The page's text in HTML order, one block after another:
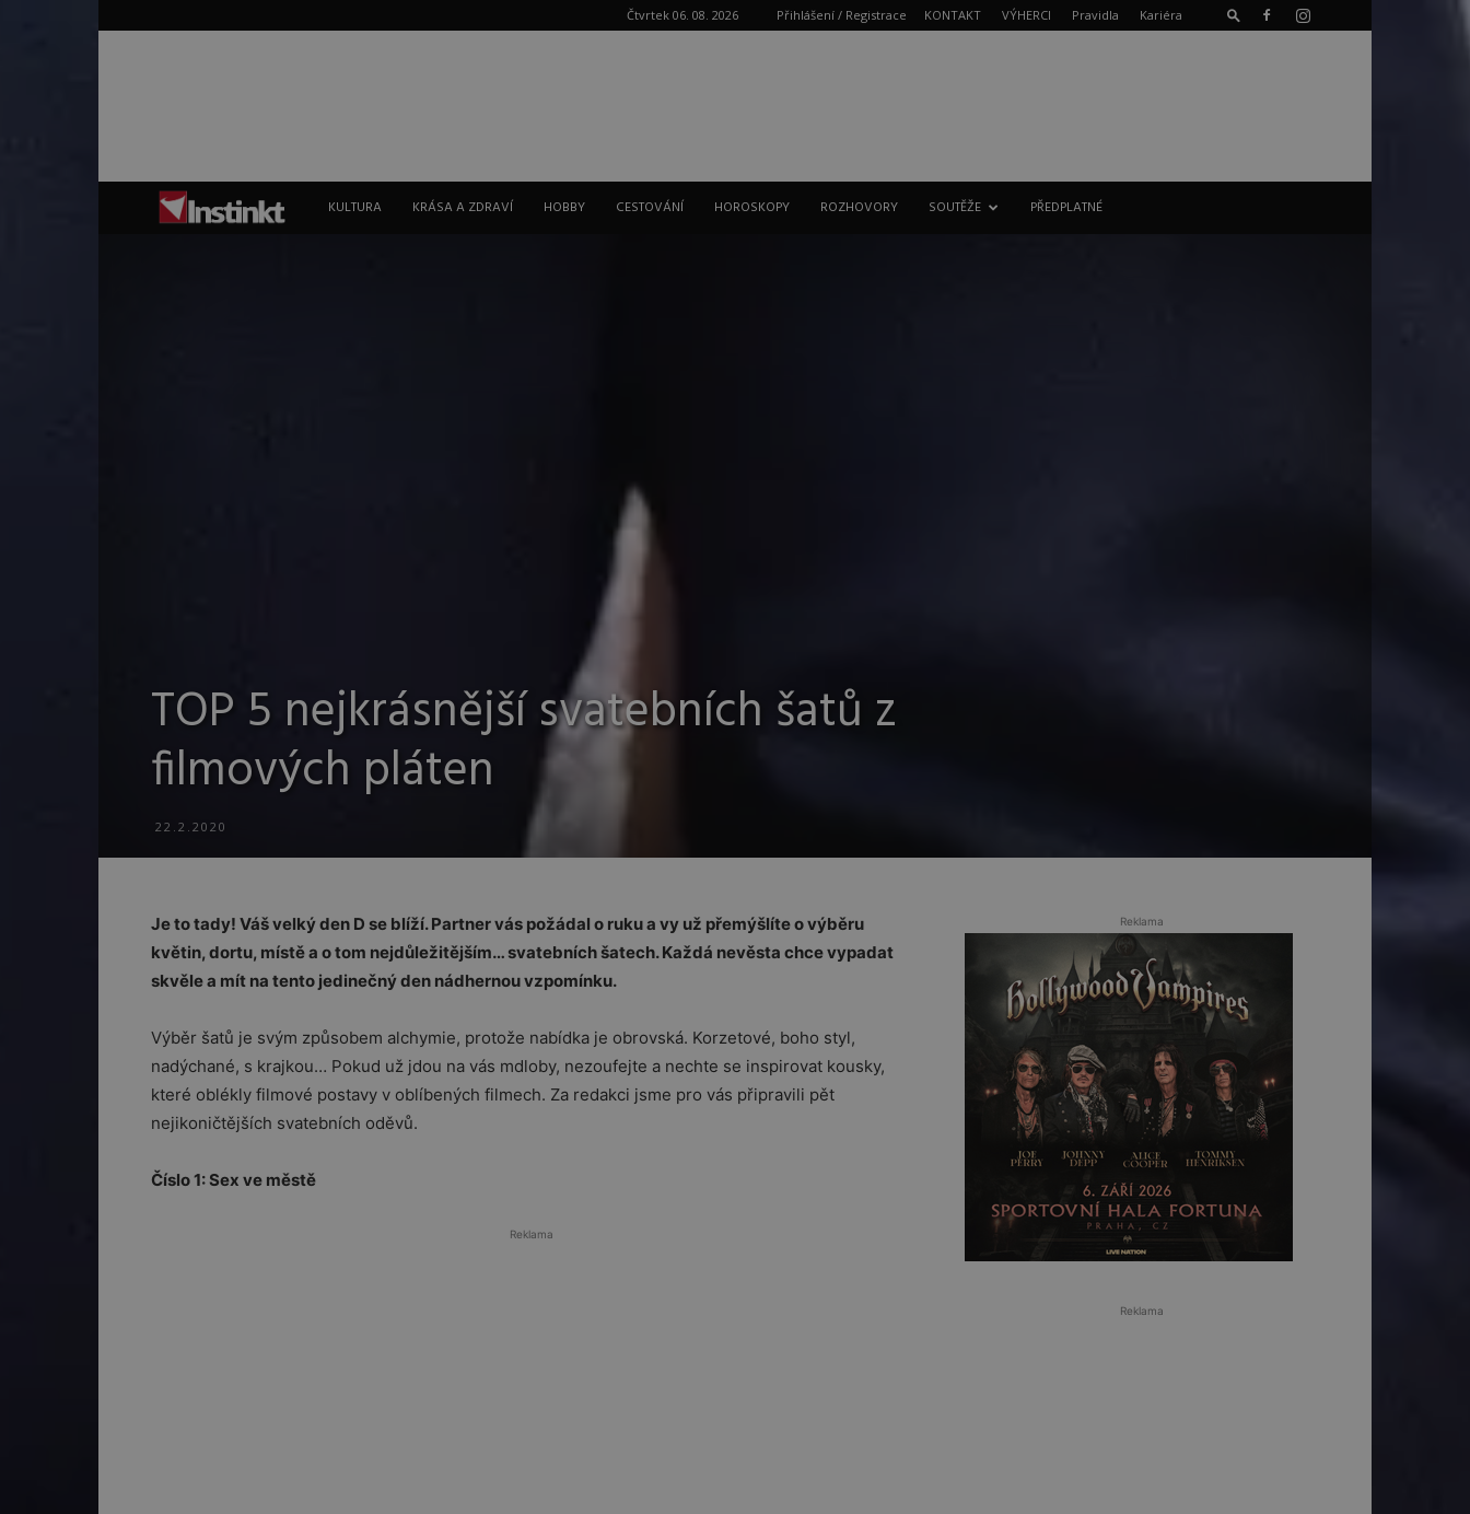
Čtvrtek 06. 08. 2026 Přihlášení / Registrace KONTAKT VÝHERCI Pravidla Kariéra
Instinkt
KULTURA KRÁSA A ZDRAVÍ HOBBY CESTOVÁNÍ HOROSKOPY ROZHOVORY SOUTĚŽE PŘEDPLATNÉ
TOP 5 nejkrásnější svatebních šatů z
filmových pláten
22.2.2020
Je to tady! Váš velký den D se blíží. Partner vás požádal o ruku a vy už přemýšlíte o výběru
květin, dortu, místě a o tom nejdůležitějším… svatebních šatech. Každá nevěsta chce vypadat
skvěle a mít na tento jedinečný den nádhernou vzpomínku.
Výběr šatů je svým způsobem alchymie, protože nabídka je obrovská. Korzetové, boho styl,
nadýchané, s krajkou… Pokud už jdou na vás mdloby, nezoufejte a nechte se inspirovat kousky,
které oblékly filmové postavy v oblíbených filmech. Za redakci jsme pro vás připravili pět
nejikoničtějších svatebních oděvů.
Číslo 1: Sex ve městě
Reklama
Reklama
Reklama